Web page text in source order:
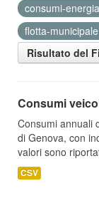
consumi-
flotta-municipale
Risultato del
Consumi
Consumi annuali
di Genova, con
valori sono
CSV